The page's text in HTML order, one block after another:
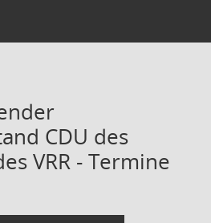
CDU des
VRR - Termine